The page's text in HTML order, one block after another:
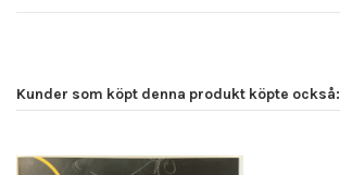
Kunder som köpt denna produkt köpte också: